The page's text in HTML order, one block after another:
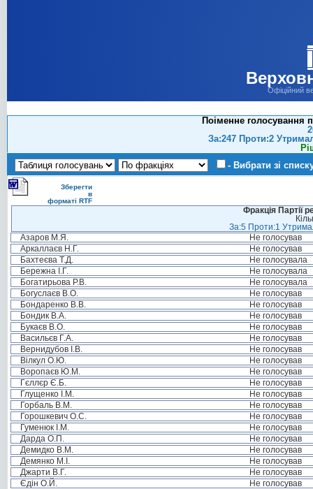
Офіційний
Поіменне голосування
За:247 Проти:2
- Вибрати зі
Зберегти
в
форматі RTF
Фракція Партії
За:5 Проти:1
Азаров М.Я.
Не голосував
Аркаллаєв Н.Г.
Не голосував
Бахтеєва Т.Д.
Не голосувала
Бережна І.Г.
Не голосувала
Богатирьова Р.В.
Не голосувала
Богуслаєв В.О.
Не голосував
Бондаренко В.В.
Не голосував
Бондик В.А.
Не голосував
Букаєв В.О.
Не голосував
Васильєв Г.А.
Не голосував
Вернидубов І.В.
Не голосував
Вілкул О.Ю.
Не голосував
Воропаєв Ю.М.
Не голосував
Гєллєр Є.Б.
Не голосував
Глущенко І.М.
Не голосував
Горбаль В.М.
Не голосував
Горошкевич О.С.
Не голосував
Гуменюк І.М.
Не голосував
Дарда О.П.
Не голосував
Демидко В.М.
Не голосував
Демянко М.І.
Не голосував
Джарти В.Г.
Не голосував
Єдін О.Й.
Не голосував